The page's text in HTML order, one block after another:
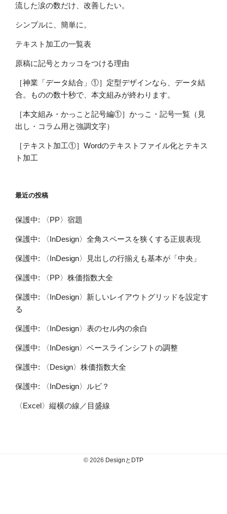
流した涙の数だけ、改善したい。
シンプルに、簡単に。
テキスト加工の一覧表
原稿に記号とカッコをつける理由
［神業「データ結合」①］定型デザインなら、データ結
合。ものの数十秒で、本文組みが終わります。
［本文組み・かっこと記号編①］かっこ・記号一覧（見
出し・コラム用と強調文字）
［テキスト加工①］Wordのテキストファイル化とテキス
ト加工
最近の投稿
保護中: 〈PP〉宿題
保護中: 〈InDesign〉全角スペースを狭くする正規表現
保護中: 〈InDesign〉見出しの行揃えも基本が「中央」
保護中: 〈PP〉株価指数大全
保護中: 〈InDesign〉新しいレイアウトグリッドを設定す
る
保護中: 〈InDesign〉表のセル内の余白
保護中: 〈InDesign〉ベースラインシフトの調整
保護中: 〈Design〉株価指数大全
保護中: 〈InDesign〉ルビ？
〈Excel〉縦横の線／目盛線
© 2026 DesignとDTP